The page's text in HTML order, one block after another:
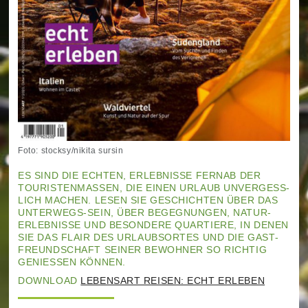
Foto: stocksy/nikita sursin
ES SIND DIE ECHTEN, ERLEB­NISSE FERNAB DER
TOURISTENMASSEN, DIE EINEN URLAUB UNVER­GESS­
LICH MACHEN. LESEN SIE GESCHICHTEN ÜBER DAS
UNTERWEGS-SEIN, ÜBER BEGEG­NUNGEN, NATUR­
ERLEBNISSE UND BESONDERE QUARTIERE, IN DENEN
SIE DAS FLAIR DES URLAUBS­ORTES UND DIE GAST­
FREUNDSCHAFT SEINER BEWOHNER SO RICHTIG
GENIESSEN KÖNNEN.
DOWNLOAD LEBENSART REISEN: ECHT ERLEBEN